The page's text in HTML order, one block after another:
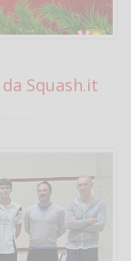
Squash.it